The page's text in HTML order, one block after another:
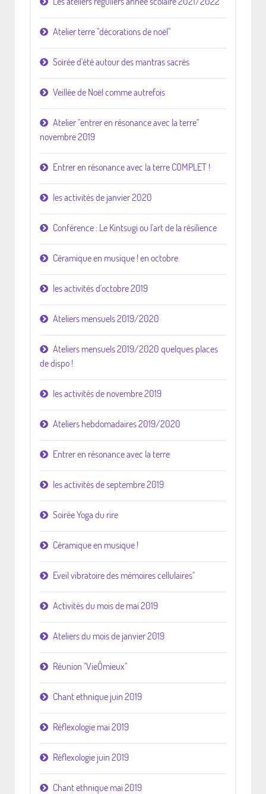
Atelier terre "décorations de noël"
Soirée d'été autour des mantras sacrés
Veillée de Noël comme autrefois
Atelier "entrer en résonance avec la terre"
novembre 2019
Entrer en résonance avec la terre COMPLET !
les activités de janvier 2020
Conférence : Le Kintsugi ou l'art de la résilience
Céramique en musique ! en octobre
les activités d'octobre 2019
Ateliers mensuels 2019/2020
Ateliers mensuels 2019/2020 quelques places
de dispo !
les activités de novembre 2019
Ateliers hebdomadaires 2019/2020
Entrer en résonance avec la terre
les activités de septembre 2019
Soirée Yoga du rire
Céramique en musique !
Eveil vibratoire des mémoires cellulaires"
Activités du mois de mai 2019
Ateliers du mois de janvier 2019
Réunion "VieÔmieux"
Chant ethnique juin 2019
Réflexologie mai 2019
Réflexologie juin 2019
Chant ethnique mai 2019